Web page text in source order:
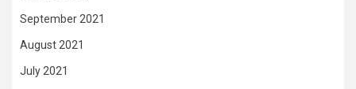
September 2021
August 2021
July 2021